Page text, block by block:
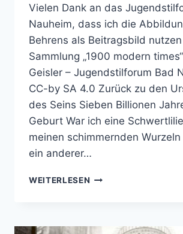
Vielen Dank an das
Nauheim, dass ich die
Behrens als Beitragsbild
Sammlung „1900 modern
Geisler – Jugendstilforum Bad
CC-by SA 4.0 Zurück zu den
des Seins Sieben Billionen
Geburt War ich eine
meinen schimmernden
ein anderer…
WEITERLESEN NATUR